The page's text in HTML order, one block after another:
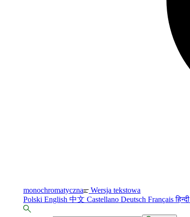
monochromatyczna Wersja tekstowa
Polski English 中文 Castellano Deutsch Françaisहिन्दी